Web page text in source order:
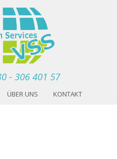
- 306 401 57
ÜBER UNS KONTAKT